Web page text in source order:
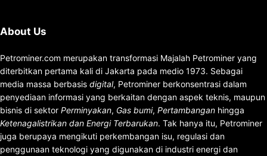
About Us
Petrominer.com merupakan transformasi Majalah Petrominer yang
diterbitkan pertama kali di Jakarta pada medio 1973. Sebagai
media massa berbasis digital, Petrominer berkonsentrasi dalam
penyediaan informasi yang berkaitan dengan aspek teknis, maupun
bisnis di sektor Perminyakan, Gas bumi, Pertambangan hingga
Ketenagalistrikan dan Energi Terbarukan. Tak hanya itu, Petrominer
juga berupaya mengikuti perkembangan isu, regulasi dan
penggunaan teknologi yang digunakan di industri energi dan